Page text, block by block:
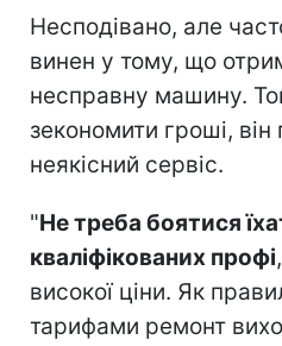
Несподівано, але
винен у тому, що
несправну машину.
зекономити гроші, він
неякісний сервіс.
"Не треба боятися
кваліфікованих профі
високої ціни. Як
тарифами ремонт